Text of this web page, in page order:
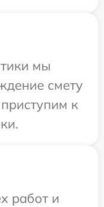
мы
смету
к
работ и